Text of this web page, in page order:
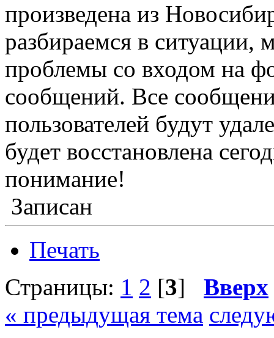
произведена из
разбираемся в ситуации,
проблемы со входом на
сообщений. Все
пользователей будут
будет восстановлена
понимание!
Записан
Печать
Страницы: 1 2 [3] Вверх
« предыдущая тема